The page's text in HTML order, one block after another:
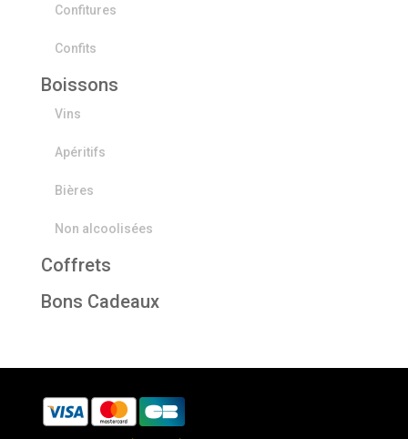
Confitures
Confits
Boissons
Vins
Apéritifs
Bières
Non alcoolisées
Coffrets
Bons Cadeaux